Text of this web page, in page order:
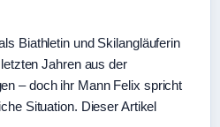
Biathletin und Skilangläuferin
Jahren aus der
– doch ihr Mann Felix spricht
Situation. Dieser Artikel